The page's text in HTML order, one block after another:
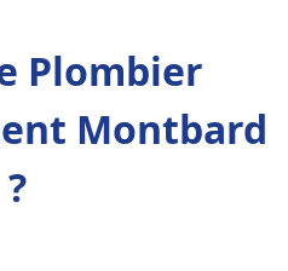
Plombier
Montbard
?